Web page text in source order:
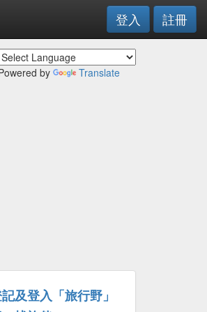
登入 註冊
by Translate
及登入「旅行野」